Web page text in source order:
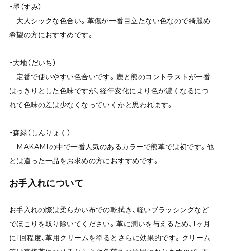
・墨（すみ）
大人シックな色合い。革傷が一番目立たない色なので綺麗め
希望の方におすすめです。
・大地（だいち）
定番で使いやすい色合いです。鹿と熊のコントラストが一番
はっきりとした色味ですが、経年変化により色が濃くなるにつ
れて色味の差は少なくなっていくかと思われます。
・森緑（しんりょく）
MAKAMIの中で一番人気のあるカラーで熊革では初です。他
とは違った一品をお求めの方におすすめです。
お手入れについて
お手入れの際は柔らかい布での乾拭き、軽いブラッシングなど
でほこりを取り除いてください。革に潤いを与えるため、1ヶ月
に1回程度、革用クリームを塗るとさらに効果的です。クリーム